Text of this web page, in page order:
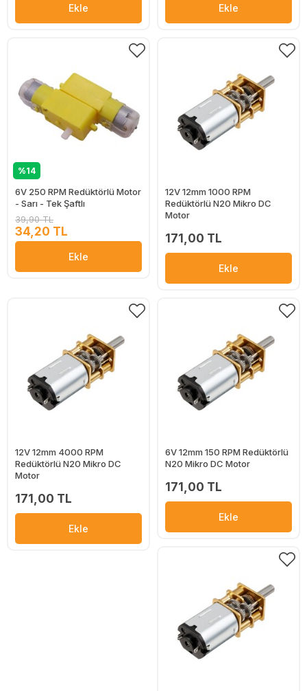
Ekle Ekle
%14
6V 250 RPM Redüktörlü Motor
- Sarı - Tek Şaftlı
39,90 TL
34,20 TL
Ekle
12V 12mm 1000 RPM
Redüktörlü N20 Mikro DC
Motor
171,00 TL
Ekle
12V 12mm 4000 RPM
Redüktörlü N20 Mikro DC
Motor
171,00 TL
Ekle
6V 12mm 150 RPM Redüktörlü
N20 Mikro DC Motor
171,00 TL
Ekle